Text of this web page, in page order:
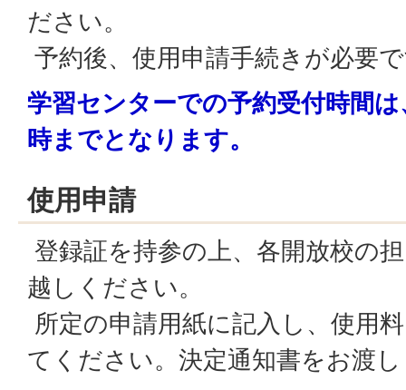
ださい。
予約後、使用申請手続きが必要
学習センターでの予約受付時間
時までとなります。
使用申請
登録証を持参の上、各開放校の
越しください。
所定の申請用紙に記入し、使用
てください。決定通知書をお渡